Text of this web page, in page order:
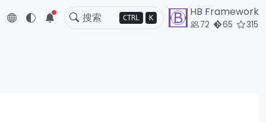
5 CTRL K HB Framework
72 65 315